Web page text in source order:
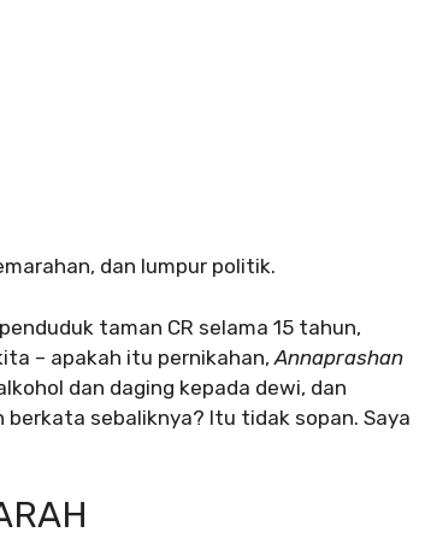
dan lumpur politik.
taman CR selama 15 tahun,
– apakah itu pernikahan, Annaprashan
dan daging kepada dewi, dan
sebaliknya? Itu tidak sopan. Saya